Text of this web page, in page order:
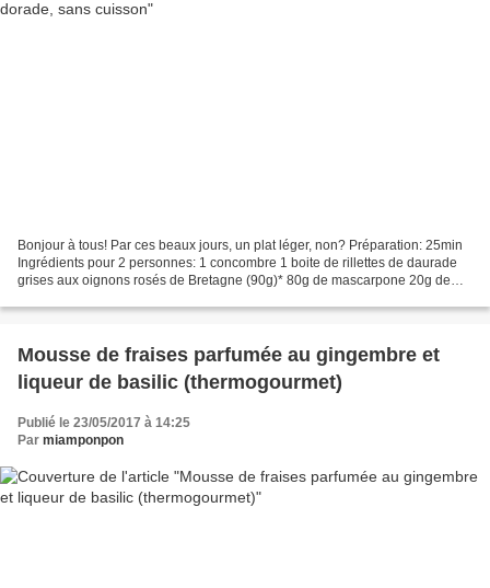
Bonjour à tous! Par ces beaux jours, un plat léger, non? Préparation: 25min
Ingrédients pour 2 personnes: 1 concombre 1 boite de rillettes de daurade
grises aux oignons rosés de Bretagne (90g)* 80g de mascarpone 20g de
Mousse de fraises parfumée au gingembre et
liqueur de basilic (thermogourmet)
Publié le 23/05/2017 à 14:25
Par miamponpon